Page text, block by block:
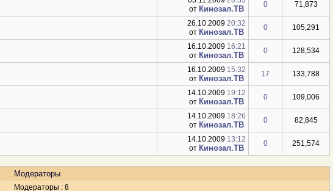
05.11.200920:33
отКинозал.ТВ 0 71,873
26.10.200920:32
отКинозал.ТВ 0 105,291
16.10.200916:21
отКинозал.ТВ 0 128,534
16.10.200915:32
отКинозал.ТВ 17 133,788
14.10.200919:12
отКинозал.ТВ 0 109,006
14.10.200918:26
отКинозал.ТВ 0 82,845
14.10.200913:12
0 251,574